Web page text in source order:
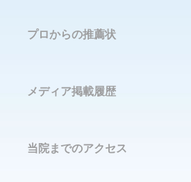
プロからの推薦状
メディア掲載履歴
当院までのアクセス